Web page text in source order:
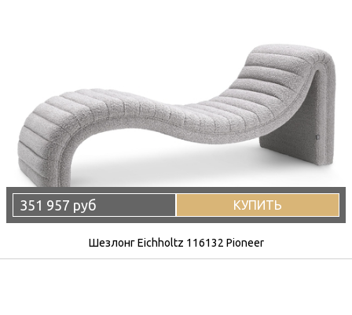
351 957 руб КУПИТЬ
Шезлонг Eichholtz 116132 Pioneer